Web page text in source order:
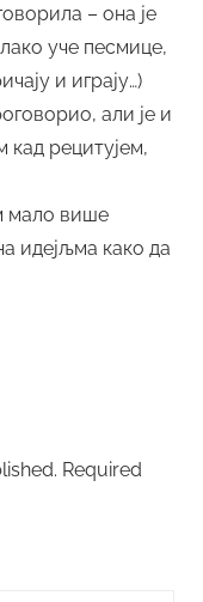
– она је
уче песмице,
и играју…)
али је и
рецитујем,
мало више
идејљма како да
Required